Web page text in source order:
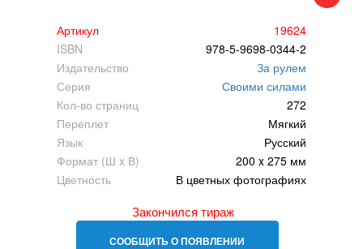
Артикул
19624
ISBN
978-5-9698-0344-2
Издательство
За рулем
Серия
Своими силами
Кол-во страниц
272
Переплет
Мягкий
Язык
Русский
Формат (Ш x В)
200 x 275 мм
Цветность
В цветных фотографиях
Закончился тираж
СООБЩИТЬ О ПОЯВЛЕНИИ